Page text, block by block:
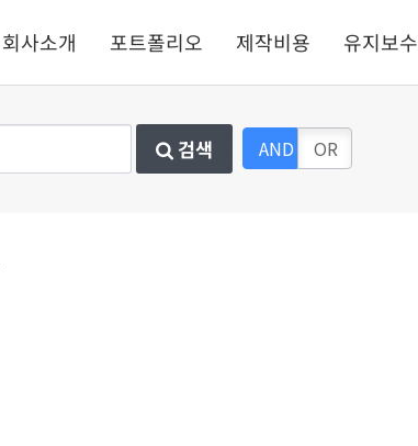
회사소개 포트폴리오 제작비용 유지보수
검색 AND OR